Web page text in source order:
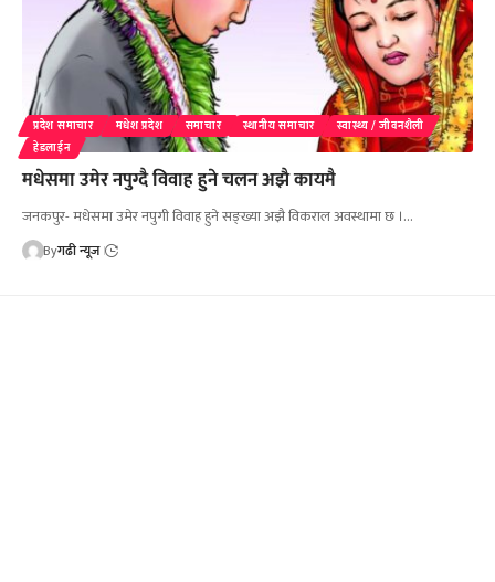
प्रदेश समाचार मधेश प्रदेश समाचार स्थानीय समाचार
स्वास्थ्य / जीवनशैली
हेडलाईन
मधेसमा उमेर नपुग्दै विवाह हुने चलन अझै कायमै
जनकपुर- मधेसमा उमेर नपुगी विवाह हुने सङ्ख्या अझै विकराल अवस्थामा छ ।…
Byगढी न्यूज